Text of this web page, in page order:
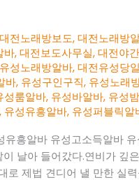
대전노래방보도,대전노래방
바,대전보도사무실,대전야
성노래방알바,대전유성당
바, 유성구인구직, 유성노래
성룸알바, 유성바알바, 유성
, 유성유흥알바, 유성퍼블릭알
흥알바 유성고소득알바
날아 들어갔다.연비가 깊
로 제법 견디어 낼 만한 실